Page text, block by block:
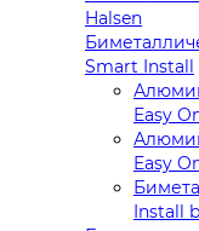
Halsen
Smart Install
Easy
Easy
Install